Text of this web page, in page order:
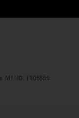
M1| ID: 1806856